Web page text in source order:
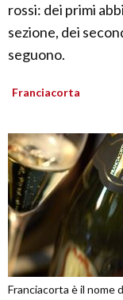
rossi: dei primi
sezione, dei
seguono.
Franciacorta
Franciacorta è il nome